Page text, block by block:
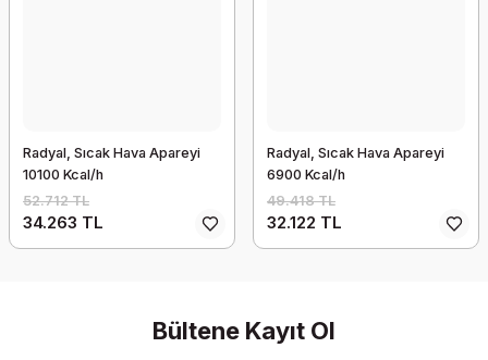
Radyal, Sıcak Hava Apareyi
10100 Kcal/h
52.712 TL
34.263 TL
Radyal, Sıcak Hava Apareyi
6900 Kcal/h
49.418 TL
32.122 TL
Bültene Kayıt Ol